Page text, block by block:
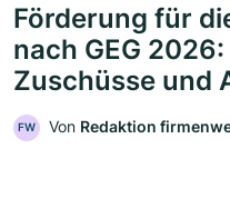
Förderung für
nach GEG
Zuschüsse und
FW Von Redaktion